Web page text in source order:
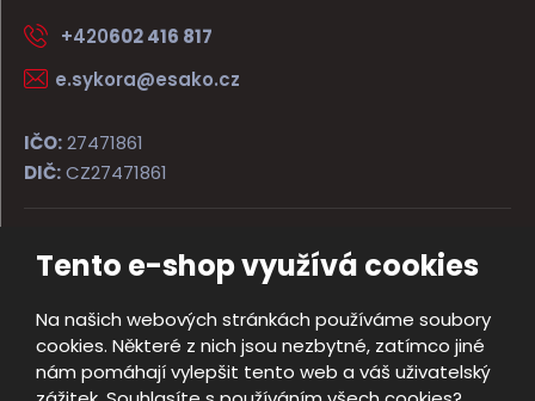
Tento e-shop využívá cookies
Na našich webových stránkách používáme soubory
cookies. Některé z nich jsou nezbytné, zatímco jiné
nám pomáhají vylepšit tento web a váš uživatelský
+420602 416 817
e.sykora@esako.cz
IČO:27471861
DIČ:CZ27471861
© 2026, ESAKO SÝKORA ARMS s.r.o.
Mapa stránek
Vyrobila
e
B